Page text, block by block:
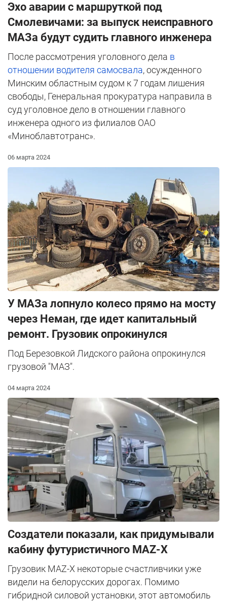
Эхо аварии с маршруткой под
Смолевичами: за выпуск неисправного
МАЗа будут судить главного инженера
После рассмотрения уголовного дела в
отношении водителя самосвала, осужденного
Минским областным судом к 7 годам лишения
свободы, Генеральная прокуратура направила в
суд уголовное дело в отношении главного
инженера одного из филиалов ОАО
«Миноблавтотранс».
06 марта 2024
У МАЗа лопнуло колесо прямо на мосту
через Неман, где идет капитальный
ремонт. Грузовик опрокинулся
Под Березовкой Лидского района опрокинулся
грузовой "МАЗ".
04 марта 2024
Создатели показали, как придумывали
кабину футуристичного MAZ-X
Грузовик MAZ-X некоторые счастливчики уже
видели на белорусских дорогах. Помимо
гибридной силовой установки, этот автомобиль